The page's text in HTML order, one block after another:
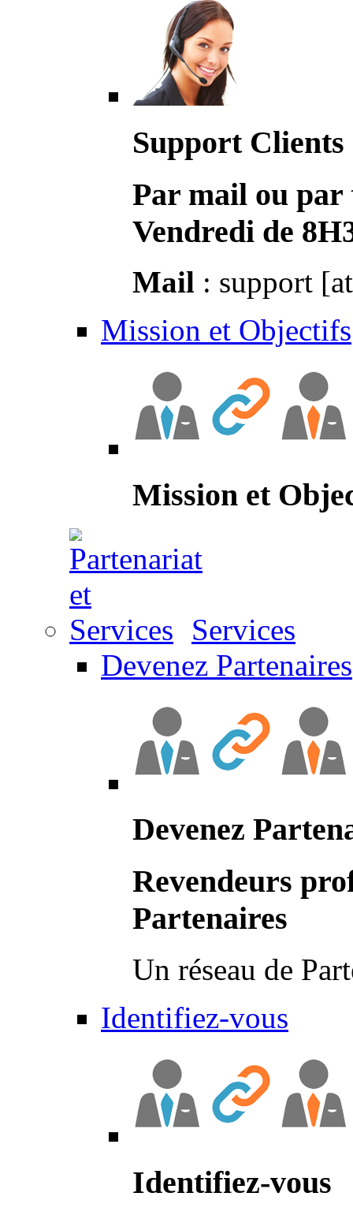
Support Clients
Par mail ou par
Vendredi de
Mail : support
Mission et Objectifs
Mission et
Services
Devenez Partenaires
Devenez
Revendeurs
Partenaires
Un réseau de
Identifiez-vous
Identifiez-vous